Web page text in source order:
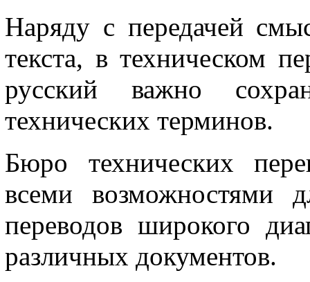
Наряду с передачей
текста, в техническом
русский важно
технических терминов.
Бюро технических
всеми возможностями
переводов широкого
различных документов.